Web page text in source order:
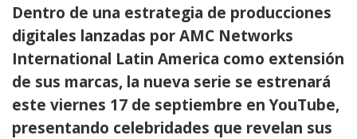
Dentro de una estrategia de producciones
digitales lanzadas por AMC Networks
International Latin America como extensión
de sus marcas, la nueva serie se estrenará
este viernes 17 de septiembre en YouTube,
presentando celebridades que revelan sus